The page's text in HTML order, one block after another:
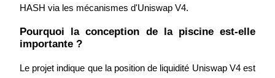
Partenaires Bitrue
HASH via les mécanismes d'Uniswap V4.
Pourquoi la conception de la piscine est-elle
importante ?
Le projet indique que la position de liquidité Uniswap V4 est